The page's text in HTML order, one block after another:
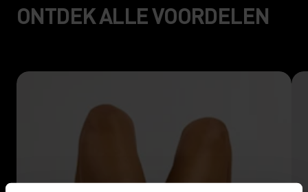
ONTDEK ALLE VOORDELEN